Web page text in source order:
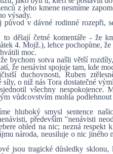
z jeho kmene nesmíme
výsady.
původ v dávné rodinné rozepři,
dělají četné komentáře - že
4. Mojž.), lehce pochopíme, že
moc.
bychom sotva našli větší
že nenávist spojuje tam, kde
duchovnosti, Ruben
síly, o niž nás Tora dostatečné
všechny nespokojence.
vůdcovstvím mohla
hluboký smysl sentence
především "nenávisti
ohled na nic; nezná respekt
národa, neusiluje o nic jiného
jsou tragické důsledky sklonu,